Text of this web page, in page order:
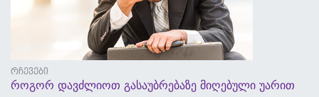
რჩევები
როგორ დავძლიოთ გასაუბრებაზე მიღებული უარით